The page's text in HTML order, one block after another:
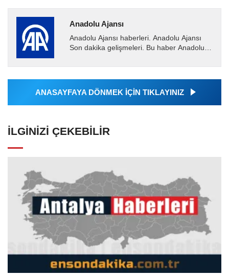
Anadolu Ajansı
Anadolu Ajansı haberleri. Anadolu Ajansı
Son dakika gelişmeleri. Bu haber Anadolu
Ajansı tarafından...
ANASAYFAYA DÖNMEK İÇİN TIKLAYINIZ
İLGINIZI ÇEKEBILIR